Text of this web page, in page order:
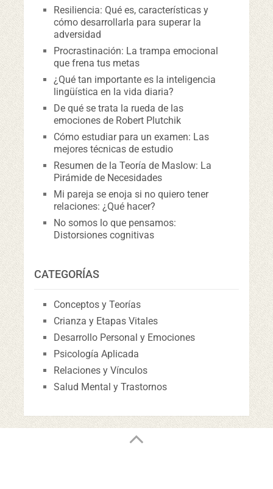
Resiliencia: Qué es, características y
cómo desarrollarla para superar la
adversidad
Procrastinación: La trampa emocional
que frena tus metas
¿Qué tan importante es la inteligencia
lingüística en la vida diaria?
De qué se trata la rueda de las
emociones de Robert Plutchik
Cómo estudiar para un examen: Las
mejores técnicas de estudio
Resumen de la Teoría de Maslow: La
Pirámide de Necesidades
Mi pareja se enoja si no quiero tener
relaciones: ¿Qué hacer?
No somos lo que pensamos:
Distorsiones cognitivas
CATEGORÍAS
Conceptos y Teorías
Crianza y Etapas Vitales
Desarrollo Personal y Emociones
Psicología Aplicada
Relaciones y Vínculos
Salud Mental y Trastornos